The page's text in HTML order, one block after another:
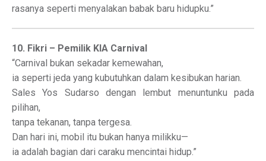
rasanya seperti menyalakan babak baru hidupku.”
10. Fikri – Pemilik KIA Carnival
“Carnival bukan sekadar kemewahan,
ia seperti jeda yang kubutuhkan dalam kesibukan harian.
Sales Yos Sudarso dengan lembut menuntunku pada
pilihan,
tanpa tekanan, tanpa tergesa.
Dan hari ini, mobil itu bukan hanya milikku—
ia adalah bagian dari caraku mencintai hidup.”